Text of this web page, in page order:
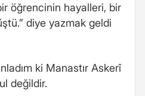
öğrencinin hayalleri, bir
diye yazmak geldi
ki Manastır Askerî
değildir.